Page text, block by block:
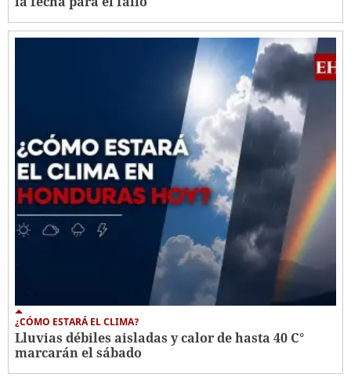
¿CÓMO ESTARÁ EL CLIMA?
Lluvias débiles aisladas y calor de hasta 40 C°
marcarán el sábado